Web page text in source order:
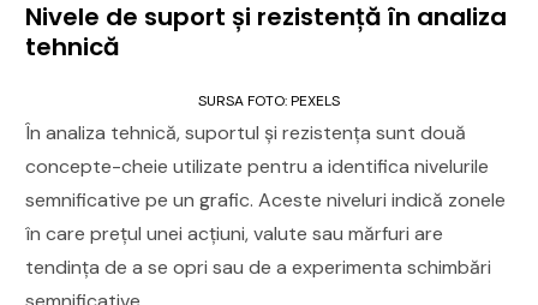
Nivele de suport și rezistență în analiza
tehnică
SURSA FOTO: PEXELS
În analiza tehnică, suportul și rezistența sunt două
concepte-cheie utilizate pentru a identifica nivelurile
semnificative pe un grafic. Aceste niveluri indică zonele
în care prețul unei acțiuni, valute sau mărfuri are
tendința de a se opri sau de a experimenta schimbări